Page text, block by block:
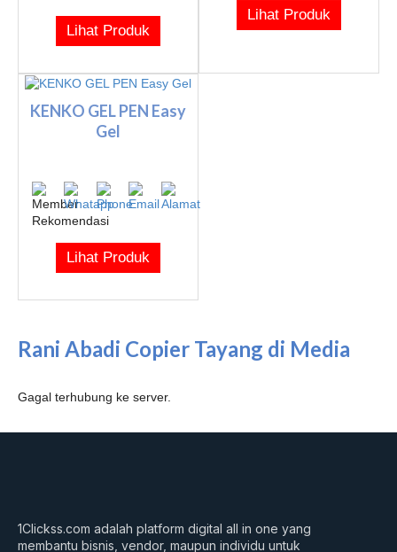
Lihat Produk
Lihat Produk
KENKO GEL PEN Easy
Gel
Lihat Produk
Rani Abadi Copier Tayang di Media
Gagal terhubung ke server.
1Clickss.com adalah platform digital all in one yang
membantu bisnis, vendor, maupun individu untuk